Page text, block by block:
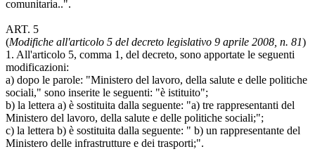
comunitaria..".
ART. 5
(Modifiche all'articolo 5 del decreto legislativo 9 aprile 2008, n. 81)
1. All'articolo 5, comma 1, del decreto, sono apportate le seguenti
modificazioni:
a) dopo le parole: "Ministero del lavoro, della salute e delle politiche
sociali," sono inserite le seguenti: "è istituito";
b) la lettera a) è sostituita dalla seguente: "a) tre rappresentanti del
Ministero del lavoro, della salute e delle politiche sociali;";
c) la lettera b) è sostituita dalla seguente: " b) un rappresentante del
Ministero delle infrastrutture e dei trasporti;".